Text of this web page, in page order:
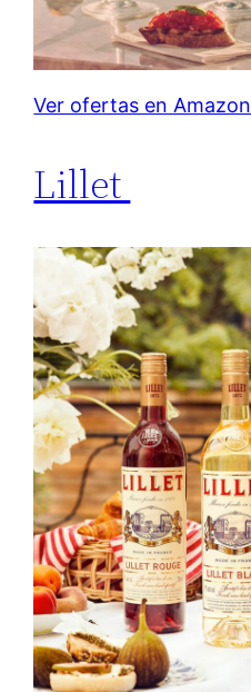
Ver ofertas en Amazon
Lillet